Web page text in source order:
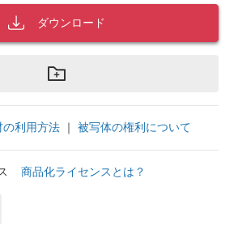
ダウンロード
の利用方法 ｜ 被写体の権利について
商品化ライセンスとは？